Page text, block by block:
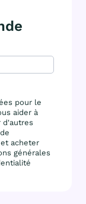
pour le
aider à
d'autres
acheter
générales